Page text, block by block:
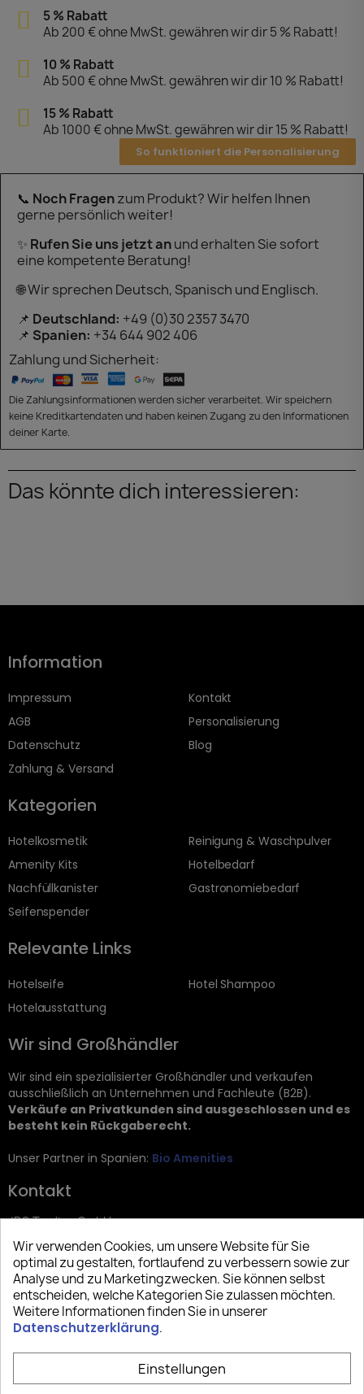
5 % Rabatt
Ab 200 € ohne MwSt. gewähren wir dir 5 % Rabatt!
10 % Rabatt
Ab 500 € ohne MwSt. gewähren wir dir 10 % Rabatt!
15 % Rabatt
Ab 1000 € ohne MwSt. gewähren wir dir 15 % Rabatt!
So funktioniert die Personalisierung
📞 Noch Fragenzum Produkt? Wir helfen Ihnen
gerne persönlich weiter!
✨ Rufen Sie uns jetzt anund erhalten Sie sofort
eine kompetente Beratung!
🌐 Wir sprechen Deutsch, Spanisch und Englisch.
📌 Deutschland: +49 (0)30 2357 3470
📌 Spanien: +34 644 902 406
Zahlung und Sicherheit:
Die Zahlungsinformationen werden sicher verarbeitet. Wir speichern
keine Kreditkartendaten und haben keinen Zugang zu den Informationen
deiner Karte.
Das könnte dich interessieren:
Information
Impressum
AGB
Datenschutz
Zahlung & Versand
Kontakt
Personalisierung
Blog
Kategorien
Hotelkosmetik
Amenity Kits
Nachfüllkanister
Seifenspender
Reinigung & Waschpulver
Hotelbedarf
Gastronomiebedarf
Relevante Links
Hotelseife
Hotelausstattung
Hotel Shampoo
Wir sind Großhändler
Wir sind ein spezialisierter Großhändler und verkaufen
ausschließlich an Unternehmen und Fachleute (B2B).
Verkäufe an Privatkunden sind ausgeschlossen und es
besteht kein Rückgaberecht.
Unser Partner in Spanien: Bio Amenities
Kontakt
JRG Trading GmbH
Zietenstr. 9
12244 Berlin
Tel: +49 (0)30 2357 3470
info@top-amenities.com
Wir verwenden Cookies, um unsere Website für Sie
optimal zu gestalten, fortlaufend zu verbessern sowie zur
Analyse und zu Marketingzwecken. Sie können selbst
entscheiden, welche Kategorien Sie zulassen möchten.
Weitere Informationen finden Sie in unserer
Datenschutzerklärung.
Einstellungen